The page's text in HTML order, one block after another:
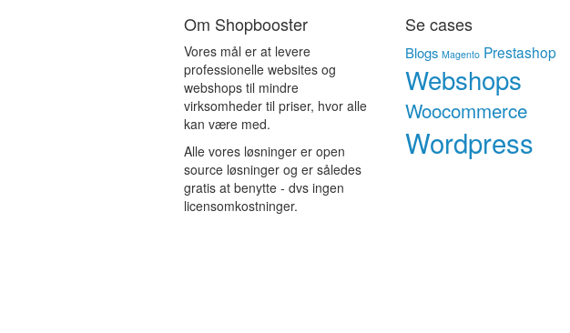
Om Shopbooster
Vores mål er at levere
professionelle websites og
webshops til mindre
virksomheder til priser, hvor alle
kan være med.
Alle vores løsninger er open
source løsninger og er således
gratis at benytte - dvs ingen
licensomkostninger.
Se cases
Blogs Magento Prestashop
Webshops
Woocommerce
Wordpress